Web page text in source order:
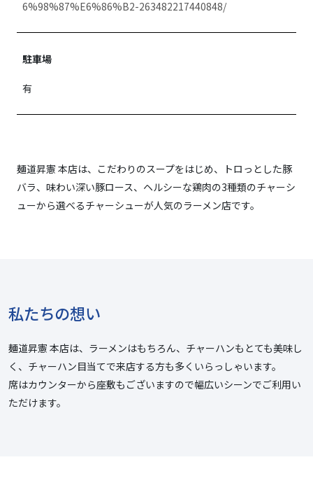
6%98%87%E6%86%B2-263482217440848/
駐車場
有
麺道昇憲 本店は、こだわりのスープをはじめ、トロっとした豚
バラ、味わい深い豚ロース、ヘルシーな鶏肉の3種類のチャーシ
ューから選べるチャーシューが人気のラーメン店です。
私たちの想い
麺道昇憲 本店は、ラーメンはもちろん、チャーハンもとても美味し
く、チャーハン目当てで来店する方も多くいらっしゃいます。
席はカウンターから座敷もございますので幅広いシーンでご利用い
ただけます。